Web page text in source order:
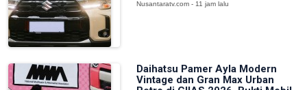
Nusantaratv.com - 11 jam lalu
Daihatsu Pamer Ayla Modern
Vintage dan Gran Max Urban